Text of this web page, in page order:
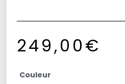
249,00€
Couleur